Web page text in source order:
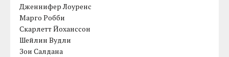
Дженнифер Лоуренс
Марго Робби
Скарлетт Йоханссон
Шейлин Вудли
Зои Салдана